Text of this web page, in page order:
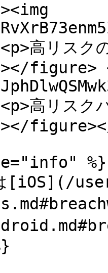
高リスク
figure>
高リスク
%}
[iOS](/